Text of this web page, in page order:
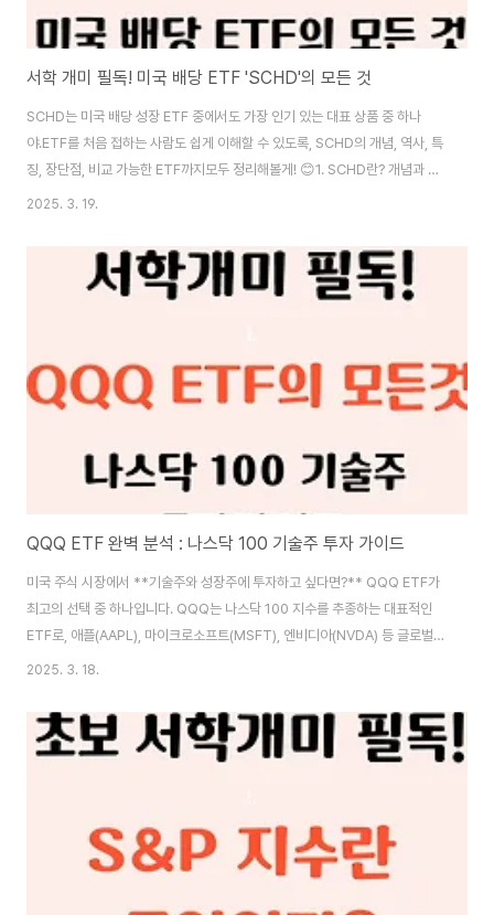
서학 개미 필독! 미국 배당 ETF 'SCHD'의 모든 것
SCHD는 미국 배당 성장 ETF 중에서도 가장 인기 있는 대표 상품 중 하나
야.ETF를 처음 접하는 사람도 쉽게 이해할 수 있도록, SCHD의 개념, 역사, 특
징, 장단점, 비교 가능한 ETF까지모두 정리해볼게! 😊1. SCHD란? 개념과 기
본 정보🔍 SCHD(Schwab U.S. Dividend Equity ETF) 개요SCHD는 배
적인 주가 상승을 동시에 노릴 수 있어, 안정적인 투자를 원하는 사람들이 선호
하는 ETF 중 하나지.📌 기본 정보운용사: Charles Schwab설립 연도: 2011
년운용 보수: 0.06% (매우 저렴함)배당 지급 빈도: 분기별(3개월마다 한 번씩
2025. 3. 19.
QQQ ETF 완벽 분석 : 나스닥 100 기술주 투자 가이드
미국 주식 시장에서 **기술주와 성장주에 투자하고 싶다면?** QQQ ETF가
최고의 선택 중 하나입니다. QQQ는 나스닥 100 지수를 추종하는 대표적인
ETF로, 애플(AAPL), 마이크로소프트(MSFT), 엔비디아(NVDA) 등 글로벌
빅테크 기업들로 구성되어 있습니다. 특히, QQQ는 **장기적으로 높은 성장
니다. 기술 혁신을 선도하는 기업들에 투자하고 싶다면, QQQ의 특징과 투자
전략을 지금부터 자세히 알아보겠습니다. 🚀📌 QQQ ETF란?QQQ ETF는
미국 나스닥 100 지수를 추종하는 대표적인 성장주 중심의 상장지수펀드
2025. 3. 18.